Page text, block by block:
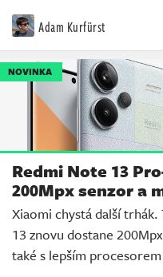
Adam Kurfürst
NOVINKA
Redmi Note 13
200Mpx senzor a
Xiaomi chystá další
13 znovu dostane
také s lepším